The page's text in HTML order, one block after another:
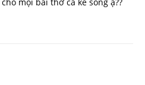
mọi bài thơ cả kể sóng ạ??